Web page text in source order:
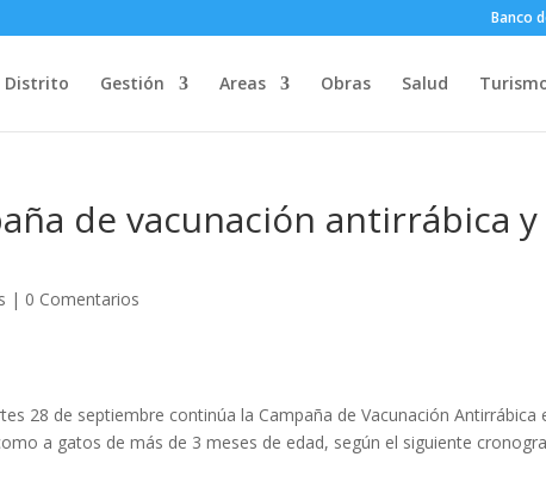
Banco
Distrito Gestión Areas Obras Salud
de vacunación antirrábica y
| 0 Comentarios
28 de septiembre continúa la Campaña de Vacunación Antirrábica
a gatos de más de 3 meses de edad, según el siguiente